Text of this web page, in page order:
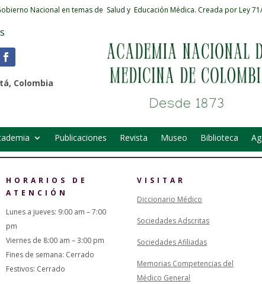
Nacional en temas de Salud y Educación Médica. Creada por Ley
Colombia
Publicaciones Revista Museo Biblioteca
HORARIOS DE
ATENCIÓN
Lunes a jueves: 9:00 am – 7:00
pm
Viernes de 8:00 am – 3:00 pm
Fines de semana: Cerrado
Festivos: Cerrado
VISITAR
Diccionario Médico
Sociedades Adscritas
Sociedades Afiliadas
Memorias Competencias del
Médico General